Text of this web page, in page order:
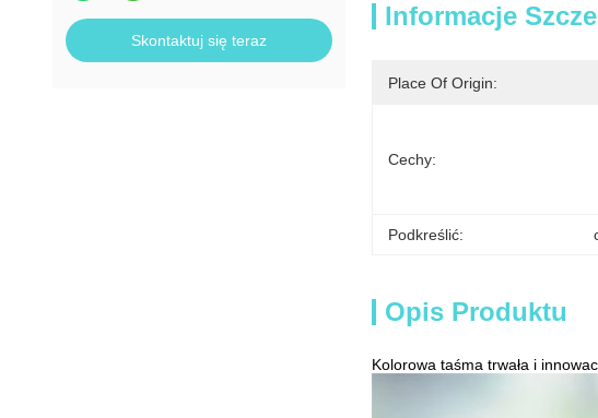
Skontaktuj się teraz
Informacje
Place Of Origin:
Cechy:
Podkreślić:
Opis Produktu
Kolorowa taśma trwała i